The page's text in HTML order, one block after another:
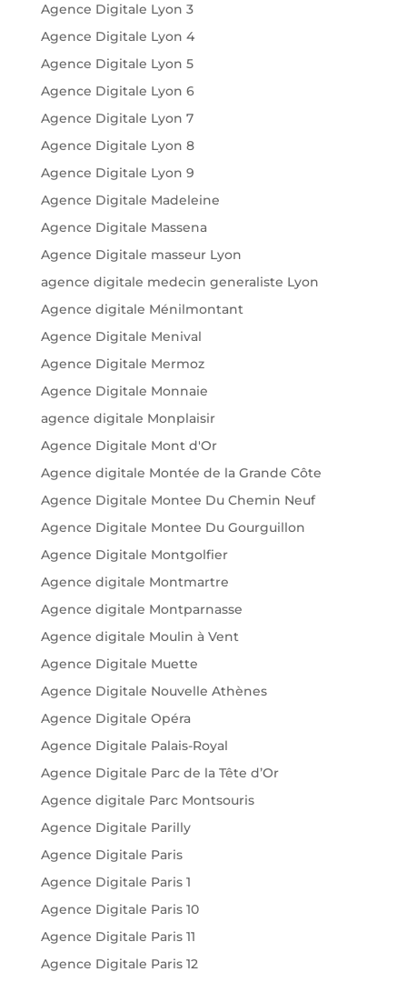
Agence Digitale Lyon 3
Agence Digitale Lyon 4
Agence Digitale Lyon 5
Agence Digitale Lyon 6
Agence Digitale Lyon 7
Agence Digitale Lyon 8
Agence Digitale Lyon 9
Agence Digitale Madeleine
Agence Digitale Massena
Agence Digitale masseur Lyon
agence digitale medecin generaliste Lyon
Agence digitale Ménilmontant
Agence Digitale Menival
Agence Digitale Mermoz
Agence Digitale Monnaie
agence digitale Monplaisir
Agence Digitale Mont d'Or
Agence digitale Montée de la Grande Côte
Agence Digitale Montee Du Chemin Neuf
Agence Digitale Montee Du Gourguillon
Agence Digitale Montgolfier
Agence digitale Montmartre
Agence digitale Montparnasse
Agence digitale Moulin à Vent
Agence Digitale Muette
Agence Digitale Nouvelle Athènes
Agence Digitale Opéra
Agence Digitale Palais-Royal
Agence Digitale Parc de la Tête d’Or
Agence digitale Parc Montsouris
Agence Digitale Parilly
Agence Digitale Paris
Agence Digitale Paris 1
Agence Digitale Paris 10
Agence Digitale Paris 11
Agence Digitale Paris 12